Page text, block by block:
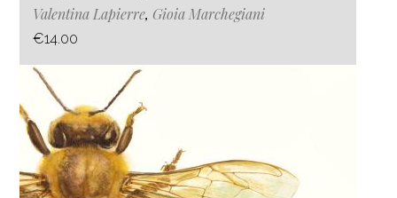
Valentina Lapierre, Gioia Marchegiani
€14.00